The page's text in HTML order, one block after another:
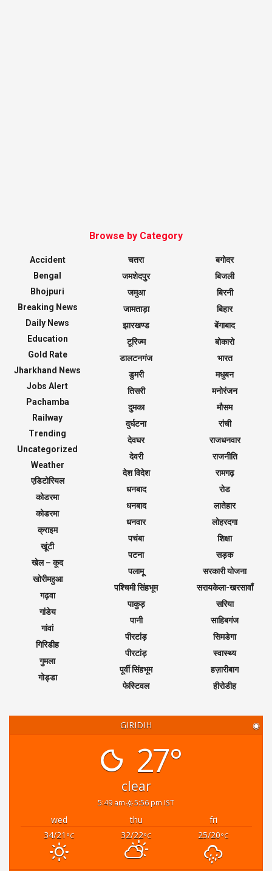
Browse by Category
Accident
Bengal
Bhojpuri
Breaking News
Daily News
Education
Gold Rate
Jharkhand News
Jobs Alert
Pachamba
Railway
Trending
Uncategorized
Weather
एडिटोरियल
कोडरमा
कोडरमा
क्राइम
खूंटी
खेल – कूद
खोरीमहुआ
गढ़वा
गांडेय
गांवां
गिरिडीह
गुमला
गोड्डा
चतरा
जमशेदपुर
जमुआ
जामताड़ा
झारखण्ड
टूरिज्म
डालटनगंज
डुमरी
तिसरी
दुमका
दुर्घटना
देवघर
देवरी
देश विदेश
धनबाद
धनबाद
धनवार
पचंबा
पटना
पलामू
पश्चिमी सिंहभूम
पाकुड़
पानी
पीरटांड़
पीरटांड़
पूर्वी सिंहभूम
फेस्टिवल
बगोदर
बिजली
बिरनी
बिहार
बेंगाबाद
बोकारो
भारत
मधुबन
मनोरंजन
मौसम
रांची
राजधनवार
राजनीति
रामगढ़
रोड
लातेहार
लोहरदगा
शिक्षा
सड़क
सरकारी योजना
सरायकेला-खरसावाँ
सरिया
साहिबगंज
सिमडेगा
स्वास्थ्य
हज़ारीबाग
हीरोडीह
GIRIDIH ◉
27°
clear
5:49 am 5:56 pm IST
wed thu
fri
34/21 °C 32/22°C 25/20°C